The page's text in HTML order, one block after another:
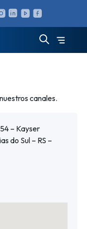
canales.
– Kayser
do Sul – RS –